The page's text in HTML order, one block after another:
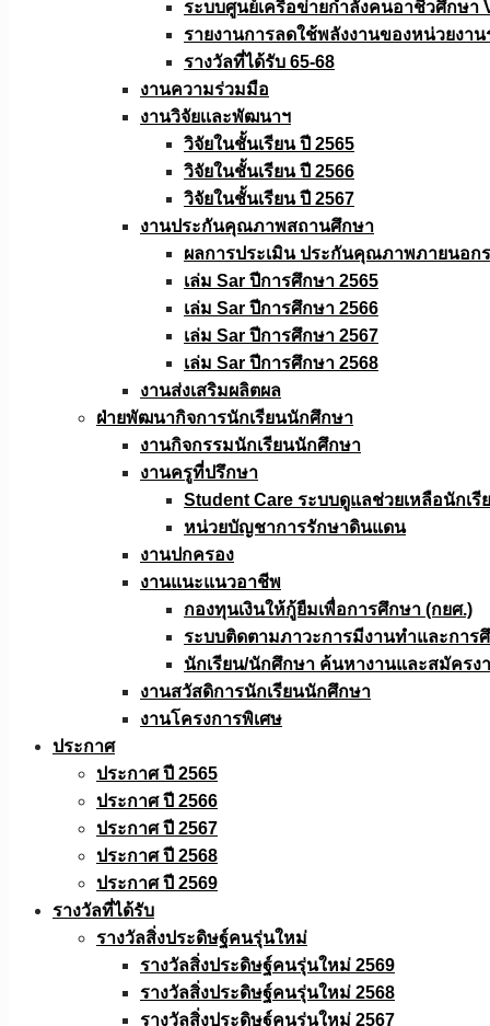
ระบบศูนย์เครือข่ายกำลังคนอาชีวศึกษา
รายงานการลดใช้พลังงานของหน่วยงา
รางวัลที่ได้รับ 65-68
งานความร่วมมือ
งานวิจัยเเละพัฒนาฯ
วิจัยในชั้นเรียน ปี 2565
วิจัยในชั้นเรียน ปี 2566
วิจัยในชั้นเรียน ปี 2567
งานประกันคุณภาพสถานศึกษา
ผลการประเมิน ประกันคุณภาพภายนอก
เล่ม Sar ปีการศึกษา 2565
เล่ม Sar ปีการศึกษา 2566
เล่ม Sar ปีการศึกษา 2567
เล่ม Sar ปีการศึกษา 2568
งานส่งเสริมผลิตผล
ฝ่ายพัฒนากิจการนักเรียนนักศึกษา
งานกิจกรรมนักเรียนนักศึกษา
งานครูที่ปรึกษา
Student Care ระบบดูแลช่วยเหลือนักเรี
หน่วยบัญชาการรักษาดินแดน
งานปกครอง
งานแนะแนวอาชีพ
กองทุนเงินให้กู้ยืมเพื่อการศึกษา (กยศ.)
ระบบติดตามภาวะการมีงานทำและการ
นักเรียน/นักศึกษา ค้นหางานและสมัครง
งานสวัสดิการนักเรียนนักศึกษา
งานโครงการพิเศษ
ประกาศ
ประกาศ ปี 2565
ประกาศ ปี 2566
ประกาศ ปี 2567
ประกาศ ปี 2568
ประกาศ ปี 2569
รางวัลที่ได้รับ
รางวัลสิ่งประดิษฐ์คนรุ่นใหม่
รางวัลสิ่งประดิษฐ์คนรุ่นใหม่ 2569
รางวัลสิ่งประดิษฐ์คนรุ่นใหม่ 2568
รางวัลสิ่งประดิษฐ์คนรุ่นใหม่ 2567